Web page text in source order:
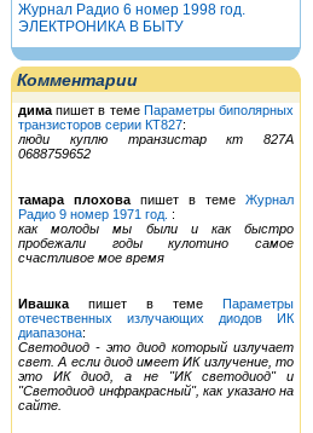
Журнал Радио 6 номер 1998 год.
ЭЛЕКТРОНИКА В БЫТУ
Комментарии
дима пишет в теме Параметры биполярных
транзисторов серии КТ827:
люди куплю транзистар кт 827А
0688759652
тамара плохова пишет в теме Журнал
Радио 9 номер 1971 год. :
как молоды мы были и как быстро
пробежали годы кулотино самое
счастливое мое время
Ивашка пишет в теме Параметры
отечественных излучающих диодов ИК
диапазона:
Светодиод - это диод который излучает
свет. А если диод имеет ИК излучение, то
это ИК диод, а не "ИК светодиод" и
"Светодиод инфракрасный", как указано на
сайте.